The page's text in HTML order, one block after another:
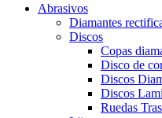
Abrasivos
Diamantes
Discos
Copas
Disco de
Discos
Discos
Ruedas